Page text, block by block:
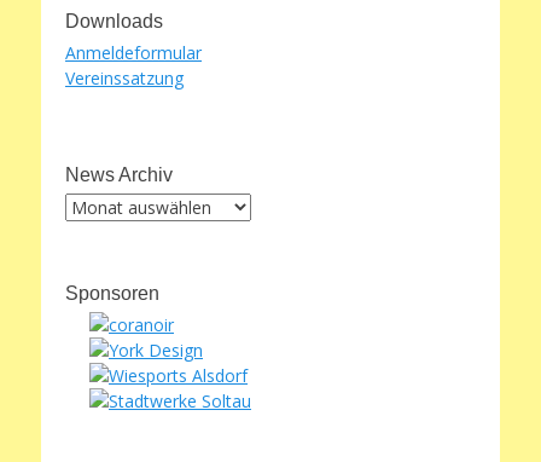
Downloads
Anmeldeformular
Vereinssatzung
News Archiv
News
Sponsoren